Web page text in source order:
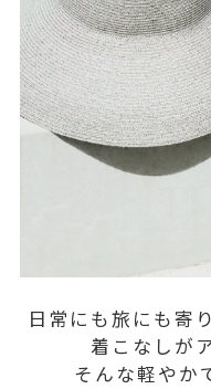
日常にも旅にも寄
着こなしが
そんな軽やか